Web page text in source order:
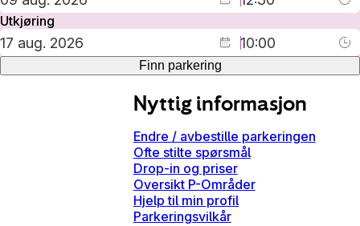
Utkjøring
Finn parkering
Nyttig informasjon
Endre / avbestille parkeringen
Ofte stilte spørsmål
Drop-in og priser
Oversikt P-Områder
Hjelp til min profil
Parkeringsvilkår